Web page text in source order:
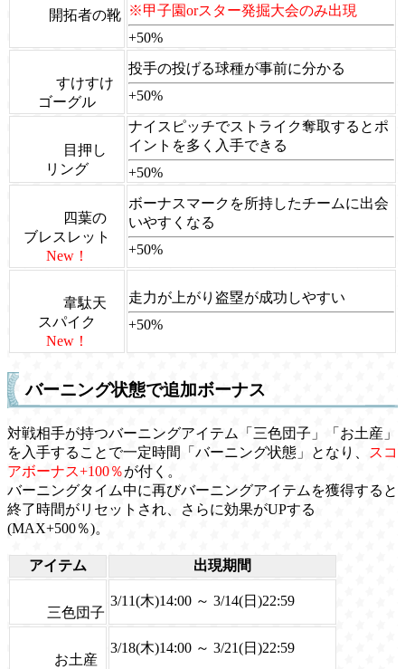
開拓者の靴 ※甲子園orスター発掘大会のみ出現
+50%
すけすけ
ゴーグル
投手の投げる球種が事前に分かる
+50%
目押し
リング
ナイスピッチでストライク奪取するとポ
イントを多く入手できる
+50%
四葉の
ブレスレット
New！
ボーナスマークを所持したチームに出会
いやすくなる
+50%
韋駄天
スパイク
New！
走力が上がり盗塁が成功しやすい
+50%
バーニング状態で追加ボーナス
対戦相手が持つバーニングアイテム「三色団子」「お土産」
を入手することで一定時間「バーニング状態」となり、
スコ
アボーナス+100％が付く。
バーニングタイム中に再びバーニングアイテムを獲得すると
終了時間がリセットされ、さらに効果がUPする
(MAX+500％)。
アイテム 出現期間
三色団子
3/11(木)14:00 ～ 3/14(日)22:59
お土産
3/18(木)14:00 ～ 3/21(日)22:59